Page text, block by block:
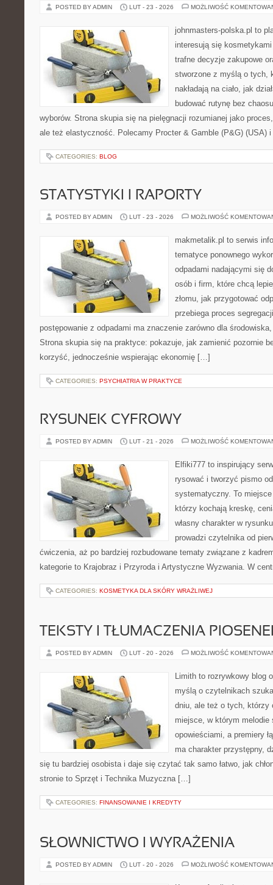
POSTED BY ADMIN LUT - 23 - 2026 MOŻLIWOŚĆ
johnmasters-polska.pl to
interesują się
trafne decyzje zakupowe
stworzone z myślą o tych,
nakładają na ciało, jak
budować rutynę bez
wyborów. Strona skupia się na pielęgnacji rozumianej jako
ale też elastyczność. Polecamy Procter & Gamble (P&G) (USA)
CATEGORIES: BLOG
STATYSTYKI I RAPORTY
POSTED BY ADMIN LUT - 23 - 2026 MOŻLIWOŚĆ
makmetalik.pl to serwis
tematyce ponownego
odpadami nadającymi się
osób i firm, które chcą
złomu, jak przygotować
przebiega proces
postępowanie z odpadami ma znaczenie zarówno dla
Strona skupia się na praktyce: pokazuje, jak zamienić pozornie
korzyść, jednocześnie wspierając ekonomię […]
CATEGORIES: PSYCHIATRIA W PRAKTYCE
RYSUNEK CYFROWY
POSTED BY ADMIN LUT - 21 - 2026 MOŻLIWOŚĆ
Elfiki777 to inspirujący
rysować i tworzyć pismo
systematyczny. To
którzy kochają kreskę,
własny charakter w
prowadzi czytelnika od
ćwiczenia, aż po bardziej rozbudowane tematy związane z
kategorie to Krajobraz i Przyroda i Artystyczne Wyzwania. W
CATEGORIES: KOSMETYKA DLA SKÓRY WRAŻLIWEJ
TEKSTY I TŁUMACZENIA
POSTED BY ADMIN LUT - 20 - 2026 MOŻLIWOŚĆ
Limith to rozrywkowy blog
myślą o czytelnikach
dniu, ale też o tych, którzy
miejsce, w którym melodie
opowieściami, a premiery
ma charakter przystępny,
się tu bardziej osobista i daje się czytać tak samo łatwo, jak
stronie to Sprzęt i Technika Muzyczna […]
CATEGORIES: FINANSOWANIE I KREDYTY
SŁOWNICTWO I WYRAŻENIA
POSTED BY ADMIN LUT - 20 - 2026 MOŻLIWOŚĆ